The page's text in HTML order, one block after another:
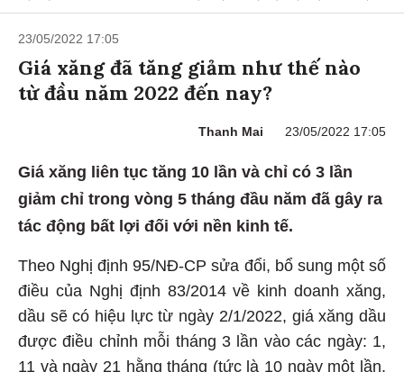
23/05/2022 17:05
Giá xăng đã tăng giảm như thế nào
từ đầu năm 2022 đến nay?
Thanh Mai 23/05/2022 17:05
Giá xăng liên tục tăng 10 lần và chỉ có 3 lần
giảm chỉ trong vòng 5 tháng đầu năm đã gây ra
tác động bất lợi đối với nền kinh tế.
Theo Nghị định 95/NĐ-CP sửa đổi, bổ sung một số
điều của Nghị định 83/2014 về kinh doanh xăng,
dầu sẽ có hiệu lực từ ngày 2/1/2022, giá xăng dầu
được điều chỉnh mỗi tháng 3 lần vào các ngày: 1,
11 và ngày 21 hằng tháng (tức là 10 ngày một lần,